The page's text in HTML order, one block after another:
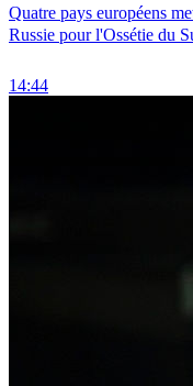
Quatre pays européens
Russie pour l'Ossétie du
14:44